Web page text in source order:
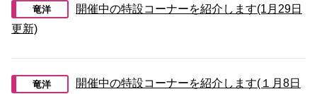
竜洋
開催中の特設コーナーを紹介します(1月29日
更新)
竜洋
開催中の特設コーナーを紹介します(１月8日